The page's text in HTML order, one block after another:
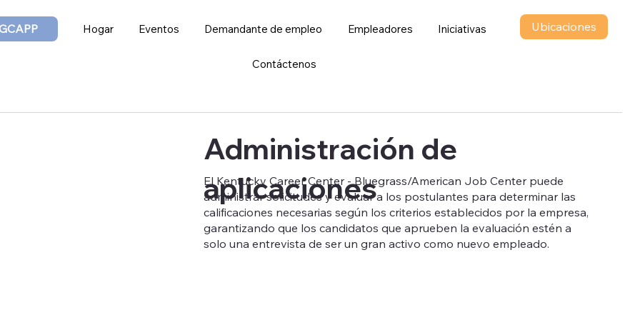
Hogar Eventos Demandante de empleo Empleadores Iniciativas
Contáctenos
Ubicaciones
Administración de
aplicaciones
El Kentucky Career Center - Bluegrass/American Job Center puede
administrar solicitudes y evaluar a los postulantes para determinar las
calificaciones necesarias según los criterios establecidos por la empresa,
garantizando que los candidatos que aprueben la evaluación estén a
solo una entrevista de ser un gran activo como nuevo empleado.